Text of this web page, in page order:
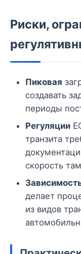
Риски,
Пиковая
создавать
периоды
Регуляции
транзита
скорость
делает
из видов